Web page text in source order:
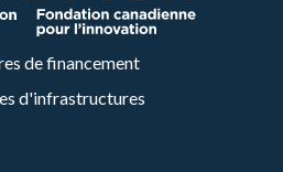
de financement
d'infrastructures